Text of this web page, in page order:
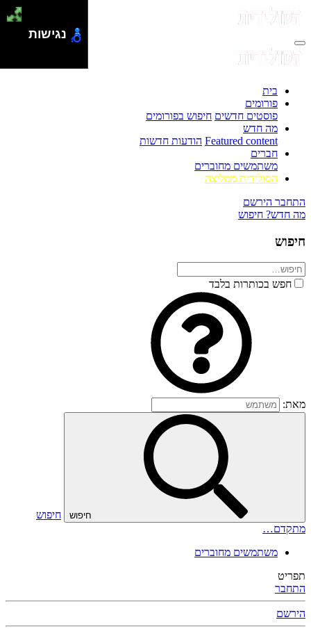
בית
פורומים
פוסטים חדשים חיפוש בפורומים
מה חדש
Featured content הודעות חדשות
חברים
משתמשים מחוברים
הסולידית ממליצה
התחבר הירשם
מה חדש? חיפוש
חיפוש
חפש בכותרות בלבד
מאת:
חיפוש
חיפוש
מתקדם…
משתמשים מחוברים
תפריט
התחבר
הירשם
נגישות